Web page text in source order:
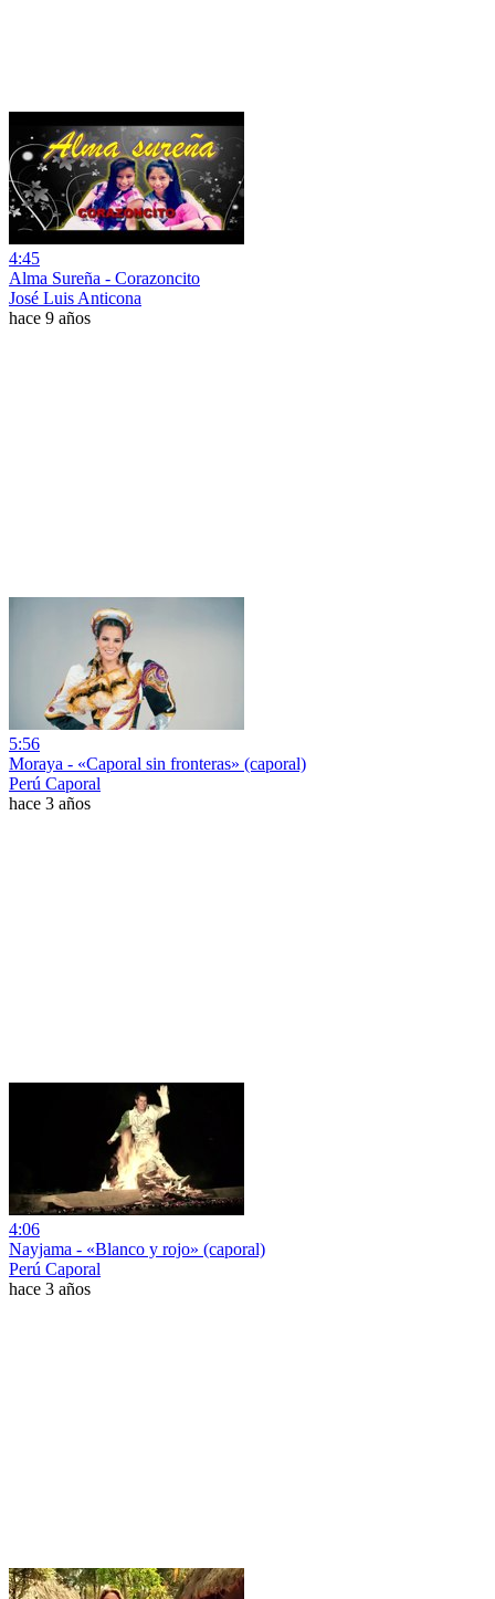
4:45
Alma Sureña - Corazoncito
José Luis Anticona
hace 9 años
5:56
Moraya - «Caporal sin fronteras» (caporal)
Perú Caporal
hace 3 años
4:06
Nayjama - «Blanco y rojo» (caporal)
Perú Caporal
hace 3 años